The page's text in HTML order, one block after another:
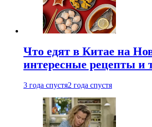
Что едят в Китае на
интересные рецепты и
3 года спустя2 года спустя